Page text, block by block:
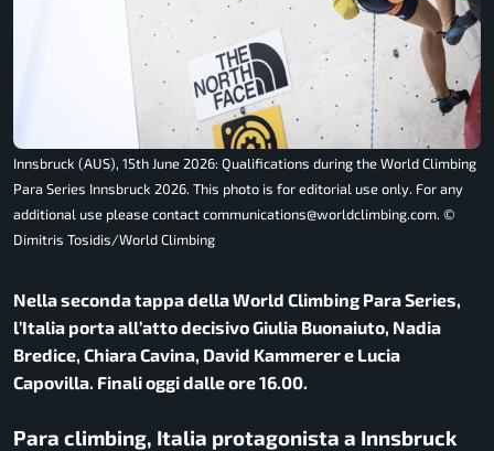
Innsbruck (AUS), 15th June 2026: Qualifications during the World Climbing
Para Series Innsbruck 2026. This photo is for editorial use only. For any
additional use please contact communications@worldclimbing.com. ©️
Dimitris Tosidis/World Climbing
Nella seconda tappa della World Climbing Para Series,
l’Italia porta all’atto decisivo Giulia Buonaiuto, Nadia
Bredice, Chiara Cavina, David Kammerer e Lucia
Capovilla. Finali oggi dalle ore 16.00.
Para climbing, Italia protagonista a Innsbruck